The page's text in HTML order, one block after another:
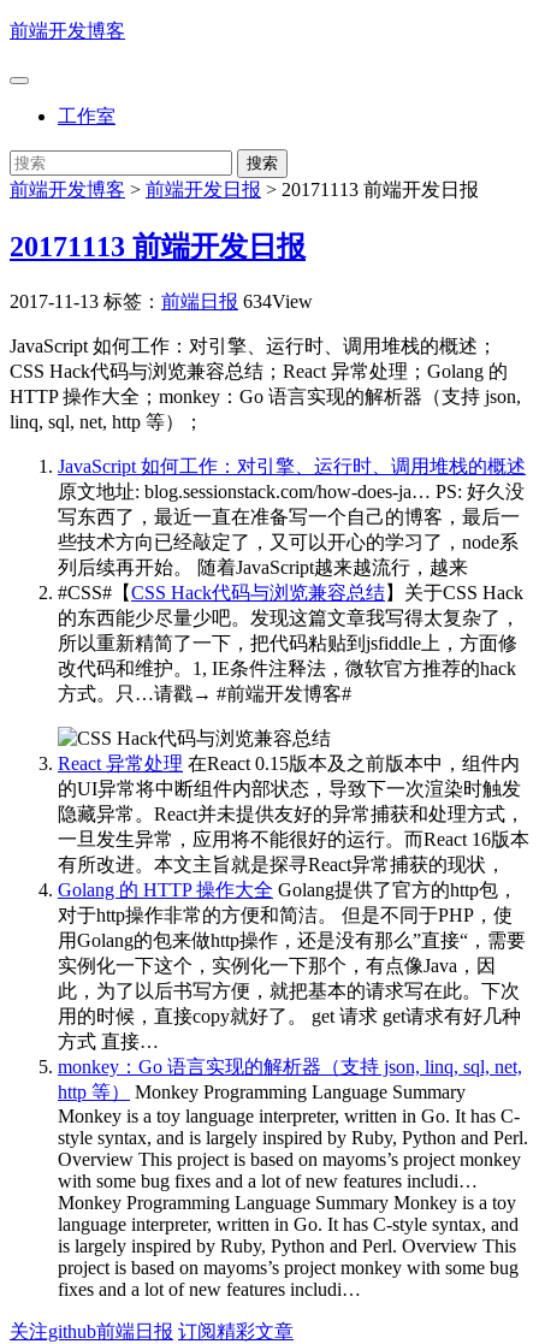
前端开发博客
工作室
前端开发博客 > 前端开发日报 > 20171113 前端开发日报
20171113 前端开发日报
2017-11-13 标签： 前端日报 634View
JavaScript 如何工作：对引擎、运行时、调用堆栈的概述；
CSS Hack代码与浏览兼容总结；React 异常处理；Golang 的
HTTP 操作大全；monkey：Go 语言实现的解析器（支持 json,
linq, sql, net, http 等）；
JavaScript 如何工作：对引擎、运行时、调用堆栈的概述
原文地址: blog.sessionstack.com/how-does-ja… PS: 好久没
写东西了，最近一直在准备写一个自己的博客，最后一
些技术方向已经敲定了，又可以开心的学习了，node系
列后续再开始。 随着JavaScript越来越流行，越来
#CSS#【CSS Hack代码与浏览兼容总结】关于CSS Hack
的东西能少尽量少吧。发现这篇文章我写得太复杂了，
所以重新精简了一下，把代码粘贴到jsfiddle上，方面修
改代码和维护。1, IE条件注释法，微软官方推荐的hack
方式。只…请戳→ #前端开发博客# ​​​
React 异常处理 在React 0.15版本及之前版本中，组件内
的UI异常将中断组件内部状态，导致下一次渲染时触发
隐藏异常。React并未提供友好的异常捕获和处理方式，
一旦发生异常，应用将不能很好的运行。而React 16版本
有所改进。本文主旨就是探寻React异常捕获的现状，
Golang 的 HTTP 操作大全 Golang提供了官方的http包，
对于http操作非常的方便和简洁。 但是不同于PHP，使
用Golang的包来做http操作，还是没有那么”直接“，需要
实例化一下这个，实例化一下那个，有点像Java，因
此，为了以后书写方便，就把基本的请求写在此。下次
用的时候，直接copy就好了。 get 请求 get请求有好几种
方式 直接…
monkey：Go 语言实现的解析器（支持 json, linq, sql, net,
http 等）
Monkey Programming Language Summary
Monkey is a toy language interpreter, written in Go. It has C-
style syntax, and is largely inspired by Ruby, Python and Perl.
Overview This project is based on mayoms’s project monkey
with some bug fixes and a lot of new features includi…
Monkey Programming Language Summary Monkey is a toy
language interpreter, written in Go. It has C-style syntax, and
is largely inspired by Ruby, Python and Perl. Overview This
project is based on mayoms’s project monkey with some bug
fixes and a lot of new features includi…
关注github前端日报 订阅精彩文章